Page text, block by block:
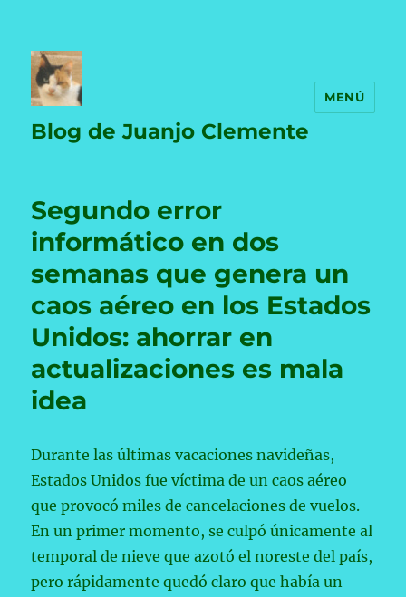
Blog de Juanjo Clemente
MENÚ
Segundo error
informático en dos
semanas que genera un
caos aéreo en los Estados
Unidos: ahorrar en
actualizaciones es mala
idea
Durante las últimas vacaciones navideñas,
Estados Unidos fue víctima de un caos aéreo
que provocó miles de cancelaciones de vuelos.
En un primer momento, se culpó únicamente al
temporal de nieve que azotó el noreste del país,
pero rápidamente quedó claro que había un